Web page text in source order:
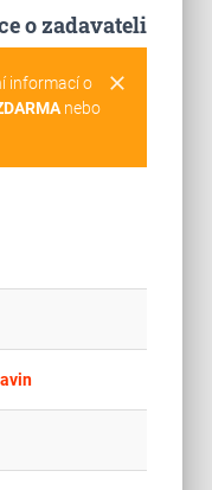
o zadavateli
clear
informací o
nebo